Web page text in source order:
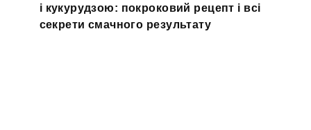
і кукурудзою: покроковий рецепт і всі
секрети смачного результату